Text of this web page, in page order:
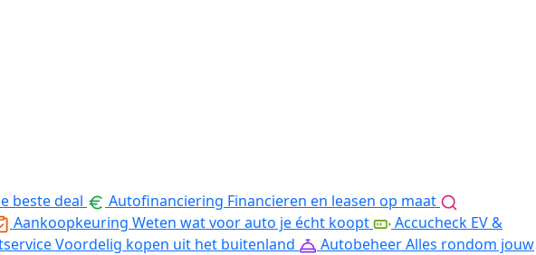
beste deal Autofinanciering Financieren en leasen op maat
Aankoopkeuring Weten wat voor auto je écht koopt
Accucheck EV &
Voordelig kopen uit het buitenland AutobeheerAlles rondom jouw